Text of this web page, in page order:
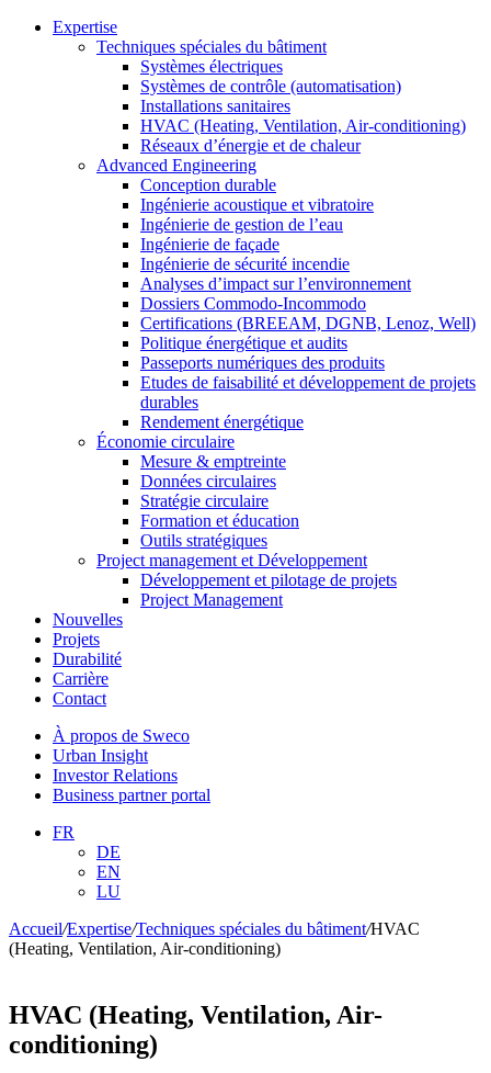
Expertise
Techniques spéciales du bâtiment
Systèmes électriques
Systèmes de contrôle (automatisation)
Installations sanitaires
HVAC (Heating, Ventilation, Air-conditioning)
Réseaux d’énergie et de chaleur
Advanced Engineering
Conception durable
Ingénierie acoustique et vibratoire
Ingénierie de gestion de l’eau
Ingénierie de façade
Ingénierie de sécurité incendie
Analyses d’impact sur l’environnement
Dossiers Commodo-Incommodo
Certifications (BREEAM, DGNB, Lenoz, Well)
Politique énergétique et audits
Passeports numériques des produits
Etudes de faisabilité et développement de projets
durables
Rendement énergétique
Économie circulaire
Mesure & emptreinte
Données circulaires
Stratégie circulaire
Formation et éducation
Outils stratégiques
Project management et Développement
Développement et pilotage de projets
Project Management
Nouvelles
Projets
Durabilité
Carrière
Contact
À propos de Sweco
Urban Insight
Investor Relations
Business partner portal
FR
DE
EN
LU
Accueil/Expertise/Techniques spéciales du bâtiment/HVAC
(Heating, Ventilation, Air-conditioning)
HVAC (Heating, Ventilation, Air-
conditioning)